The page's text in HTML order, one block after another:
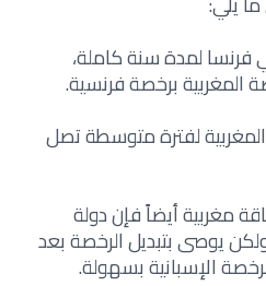
فرنسا لمدة سنة كاملة،
المغربية برخصة فرنسية.
لفترة متوسطة تصل
مغربيةأيضاً فإن دولة
يوصى بتبديل الرخصة بعد
الإسبانية بسهولة.